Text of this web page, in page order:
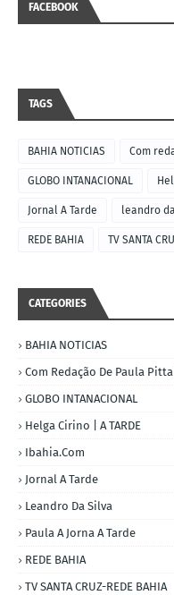
FACEBOOK
TAGS
BAHIA NOTICIAS Com
GLOBO INTANACIONAL
Jornal A Tarde leandro
REDE BAHIA TV SANTA
CATEGORIES
BAHIA NOTICIAS
Com Redação De Paula Pitta
GLOBO INTANACIONAL
Helga Cirino | A TARDE
Ibahia.com
Jornal A Tarde
Leandro Da Silva
Paula A Jorna A Tarde
REDE BAHIA
TV SANTA CRUZ-REDE BAHIA